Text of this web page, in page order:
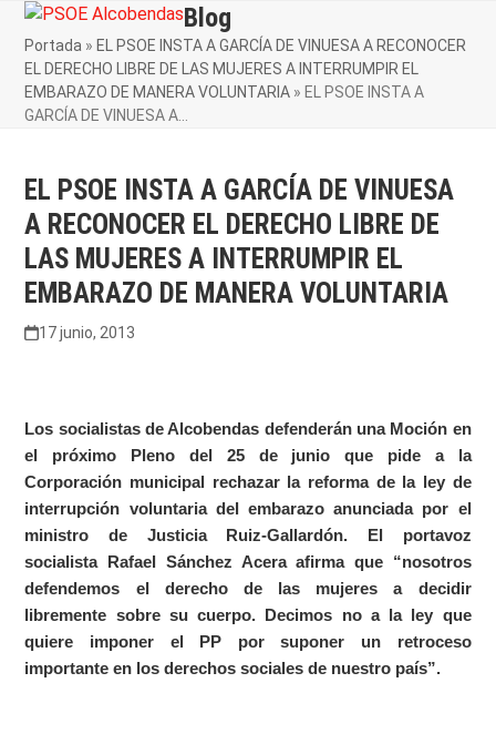
Skip
content
Open
mobile
menu
Close
mobile
menu
Blog
Portada » EL PSOE INSTA A GARCÍA DE VINUESA A RECONOCER
EL DERECHO LIBRE DE LAS MUJERES A INTERRUMPIR EL
EMBARAZO DE MANERA VOLUNTARIA » EL PSOE INSTA A
GARCÍA DE VINUESA A…
EL PSOE INSTA A GARCÍA DE VINUESA
A RECONOCER EL DERECHO LIBRE DE
LAS MUJERES A INTERRUMPIR EL
EMBARAZO DE MANERA VOLUNTARIA
17 junio, 2013
Los socialistas de Alcobendas defenderán una Moción en
el próximo Pleno del 25 de junio que pide a la
Corporación municipal rechazar la reforma de la ley de
interrupción voluntaria del embarazo anunciada por el
ministro de Justicia Ruiz-Gallardón. El portavoz
socialista Rafael Sánchez Acera afirma que “nosotros
defendemos el derecho de las mujeres a decidir
libremente sobre su cuerpo. Decimos no a la ley que
quiere imponer el PP por suponer un retroceso
importante en los derechos sociales de nuestro país”.